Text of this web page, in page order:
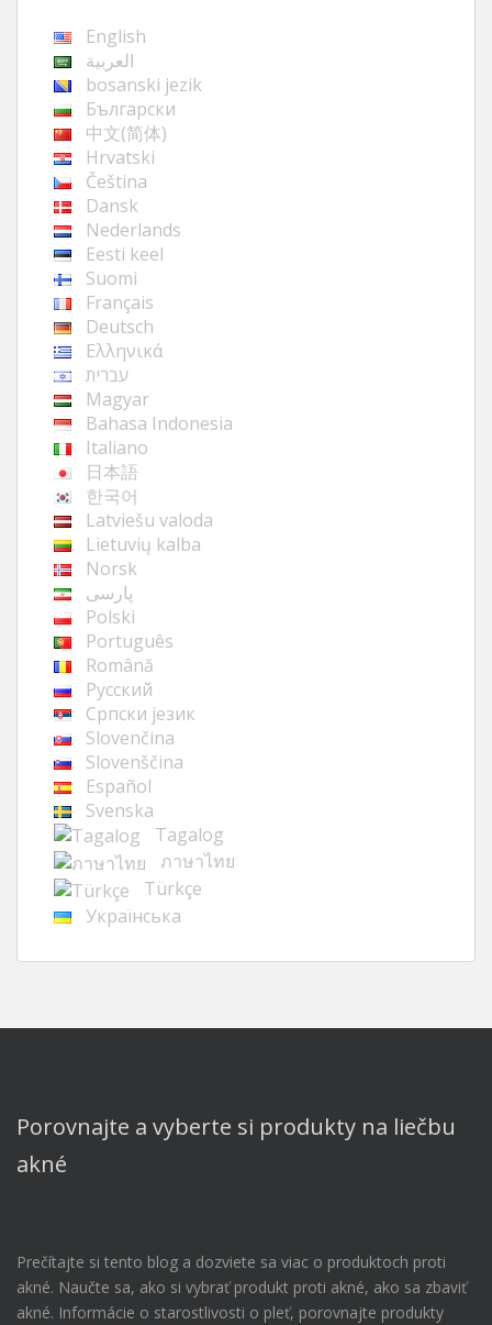
English
العربية
bosanski jezik
Български
中文(简体)
Hrvatski
Čeština
Dansk
Nederlands
Eesti keel
Suomi
Français
Deutsch
Ελληνικά
עברית
Magyar
Bahasa Indonesia
Italiano
日本語
한국어
Latviešu valoda
Lietuvių kalba
Norsk
پارسی
Polski
Português
Română
Русский
Cрпски језик
Slovenčina
Slovenščina
Español
Svenska
Tagalog
ภาษาไทย
Türkçe
Українська
Porovnajte a vyberte si produkty na liečbu
akné
Prečítajte si tento blog a dozviete sa viac o produktoch proti
akné. Naučte sa, ako si vybrať produkt proti akné, ako sa zbaviť
akné. Informácie o starostlivosti o pleť, porovnajte produkty